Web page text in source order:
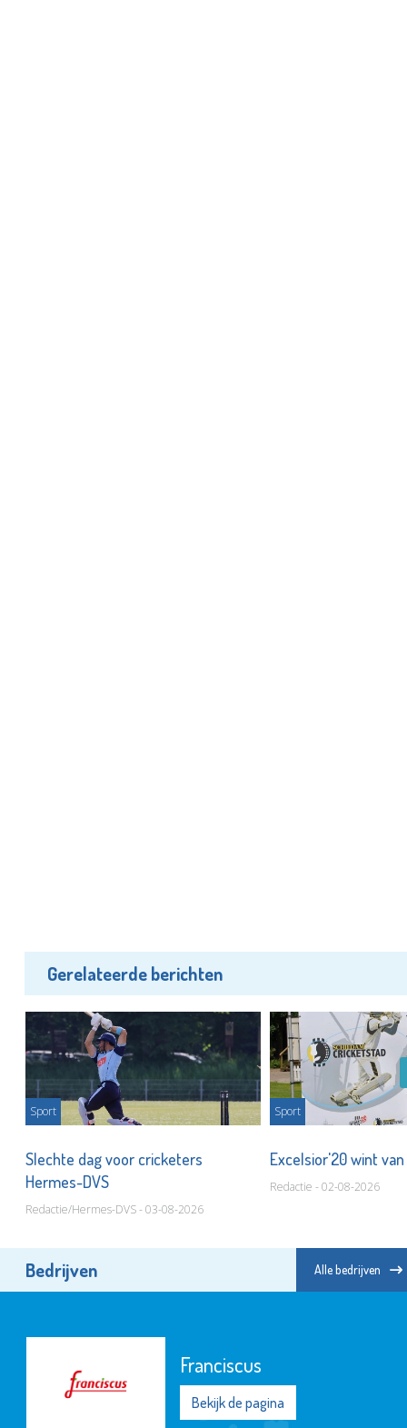
Gerelateerde berichten
Sport
Slechte dag voor cricketers
Hermes-DVS
Redactie/Hermes-DVS - 03-08-2026
Sport
Excelsior'20 wint
Redactie - 02-08-2026
Bedrijven Alle bedrijven
Franciscus
Bekijk de pagina